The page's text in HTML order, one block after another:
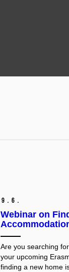
9. 6.
Webinar on
Are you searching
your upcoming
finding a new home